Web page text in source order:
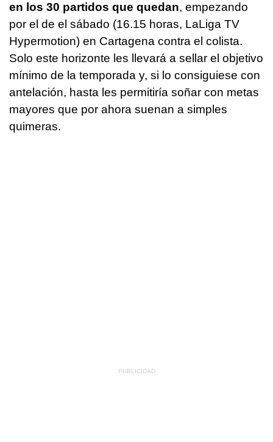
en los 30 partidos que quedan, empezando
por el de el sábado (16.15 horas, LaLiga TV
Hypermotion) en Cartagena contra el colista.
Solo este horizonte les llevará a sellar el objetivo
mínimo de la temporada y, si lo consiguiese con
antelación, hasta les permitiría soñar con metas
mayores que por ahora suenan a simples
quimeras.